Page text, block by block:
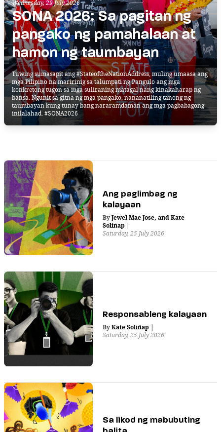
Wednesday, 29 July 2026
SONA 2026: Sa pagitan ng
pangako ng pamahalaan at
hamon ng taumbayan
Tuwing sumasapit ang #StateoftheNationAddress, muling umaasa ang
mga Pilipino na maririnig sa talumpati ng Pangulo ang mga
konkretong tugon sa mga suliraning matagal nang kinakaharap ng
bansa. Ngunit sa gitna ng mga pangako, nananatiling tanong ng
taumbayan kung tunay bang nararamdaman ang mga pagbabagong
inilalahad. #SONA2026
Ang paglimbag ng
kalayaan
ByJewel Mae Jose, andKate
Solinap |
Saturday, 25 July 2026
Responsableng kalayaan
ByKate Solinap |
Saturday, 25 July 2026
Sa likod ng mabubuting